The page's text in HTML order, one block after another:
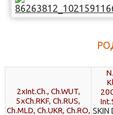
2хInt.Ch., Ch.WUT,
5xCh.RKF, Ch.RUS,
Ch.MLD, Ch.UKR, Ch.RO, SKIN